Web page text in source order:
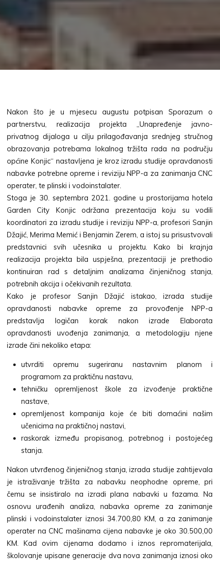
Nakon što je u mjesecu augustu potpisan Sporazum o
partnerstvu, realizacija projekta „Unapređenje javno-
privatnog dijaloga u cilju prilagođavanja srednjeg stručnog
obrazovanja potrebama lokalnog tržišta rada na području
općine Konjic“ nastavljena je kroz izradu studije opravdanosti
nabavke potrebne opreme i reviziju NPP-a za zanimanja CNC
operater, te plinski i vodoinstalater.
Stoga je 30. septembra 2021. godine u prostorijama hotela
Garden City Konjic održana prezentacija koju su vodili
koordinatori za izradu studije i reviziju NPP-a, profesori Sanjin
Džajić, Merima Memić i Benjamin Zerem, a istoj su prisustvovali
predstavnici svih učesnika u projektu. Kako bi krajnja
realizacija projekta bila uspješna, prezentaciji je prethodio
kontinuiran rad s detaljnim analizama činjeničnog stanja,
potrebnih akcija i očekivanih rezultata.
Kako je profesor Sanjin Džajić istakao, izrada studije
opravdanosti nabavke opreme za provođenje NPP-a
predstavlja logičan korak nakon izrade Elaborata
opravdanosti uvođenja zanimanja, a metodologiju njene
izrade čini nekoliko etapa:
utvrditi opremu sugeriranu nastavnim planom i
programom za praktičnu nastavu,
tehničku opremljenost škole za izvođenje praktične
nastave,
opremljenost kompanija koje će biti domaćini našim
učenicima na praktičnoj nastavi,
raskorak između propisanog, potrebnog i postojećeg
stanja.
Nakon utvrđenog činjeničnog stanja, izrada studije zahtijevala
je istraživanje tržišta za nabavku neophodne opreme, pri
čemu se insistiralo na izradi plana nabavki u fazama. Na
osnovu urađenih analiza, nabavka opreme za zanimanje
plinski i vodoinstalater iznosi 34.700,80 KM, a za zanimanje
operater na CNC mašinama cijena nabavke je oko 30.500,00
KM. Kad ovim cijenama dodamo i iznos repromaterijala,
školovanje upisane generacije dva nova zanimanja iznosi oko